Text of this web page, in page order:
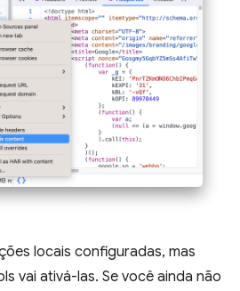
locais configuradas, mas
vai ativá-las. Se você ainda não